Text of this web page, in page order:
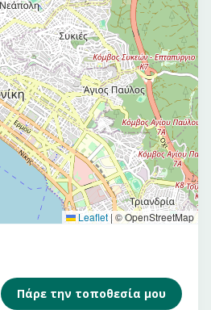
Leaflet |© OpenStreetMap
Πάρε την τοποθεσία μου